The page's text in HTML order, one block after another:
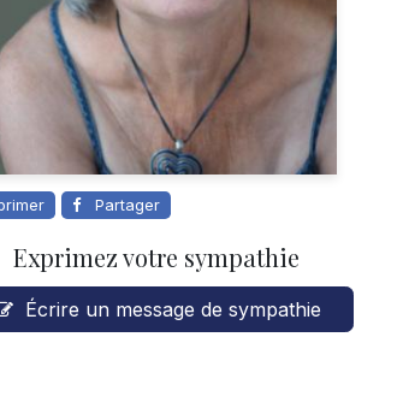
Partager
Exprimez votre sympathie
Écrire un message de sympathie